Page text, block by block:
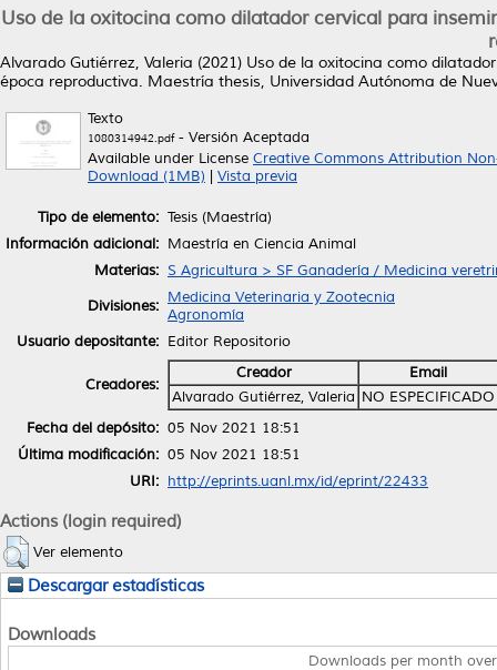
Uso de la oxitocina como dilatador cervical para
Alvarado Gutiérrez, Valeria (2021) Uso de la oxitocina como
época reproductiva. Maestría thesis, Universidad Autónoma de
Texto
1080314942.pdf- Versión Aceptada
Available under License Creative Commons Attribution
Download (1MB)
Vista previa
Tipo de elemento: Tesis (Maestría)
Información adicional: Maestría en Ciencia Animal
Materias: S Agricultura > SF Ganadería / Medicina
Divisiones: Medicina Veterinaria y Zootecnia
Agronomía
Usuario depositante: Editor Repositorio
Creadores:
Creador
Email
Alvarado Gutiérrez, Valeria NO ESPECIFICADO
Fecha del depósito: 05 Nov 2021 18:51
Última modificación: 05 Nov 2021 18:51
URI: http://eprints.uanl.mx/id/eprint/22433
Actions (login required)
Ver elemento
Descargar estadísticas
Downloads
Downloads per month